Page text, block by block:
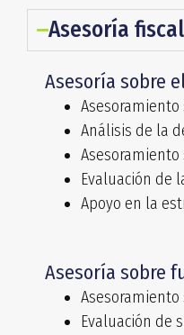
Asesoría
Asesoría sobre
Análisis de la
Evaluación de
Apoyo en la
Asesoría sobre
Evaluación de